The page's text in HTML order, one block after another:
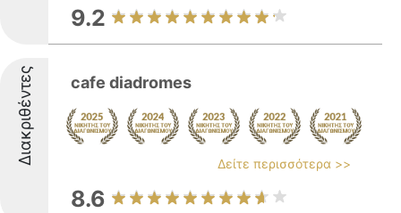
9.2
Διακριθέντες cafe diadromes
Δείτε περισσότερα >>
8.6